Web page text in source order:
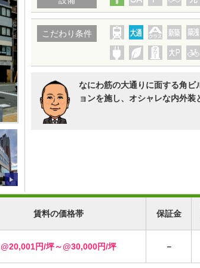
こだわり条件
なにわ筋の大通りに面する角
ョンを施し、オシャレな内外装
賃料の価格帯 保証金
@20,001円/坪～@30,000円/坪 －